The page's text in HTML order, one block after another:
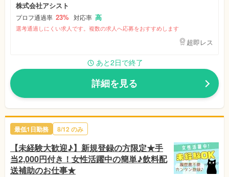
株式会社アシスト
プロフ通過率 23% 対応率 高
選考通過しにくい求人です。複数の求人へ応募をおすすめします
超即レス
あと2日で終了
詳細を見る
最低1日勤務 8/12 のみ
【未経験大歓迎♪】新規登録の方限定★手
当2,000円付き！女性活躍中の簡単♪飲料配
送補助のお仕事★